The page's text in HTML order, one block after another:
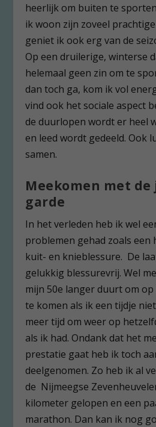
heerlijk om buiten te
ik woon zijn zoveel
geniet ik ook erg van de
Op een druilerige, winterse
helemaal geen zin om te
dan toch ga, kom ik vol
vind ook het sociale aspect
de duurlopen wordt er heel
en leed wordt gedeeld. Ook
samen.
Meekomen met de
garde
In het verleden heb ik wel
problemen gehad zoals een
kuit- en knieblessure. De
gelukkig blessurevrij. Wel
mijn 50e langer duurt om
te komen als ik een tijdje
meer tijd om weer op
als ik had. Ondank dat het
prestatie gaat heb ik toch
deelgenomen. Zo heb ik al
de Nijmeegse
kilometer gelopen en een
marathon. Dan kan ik nog